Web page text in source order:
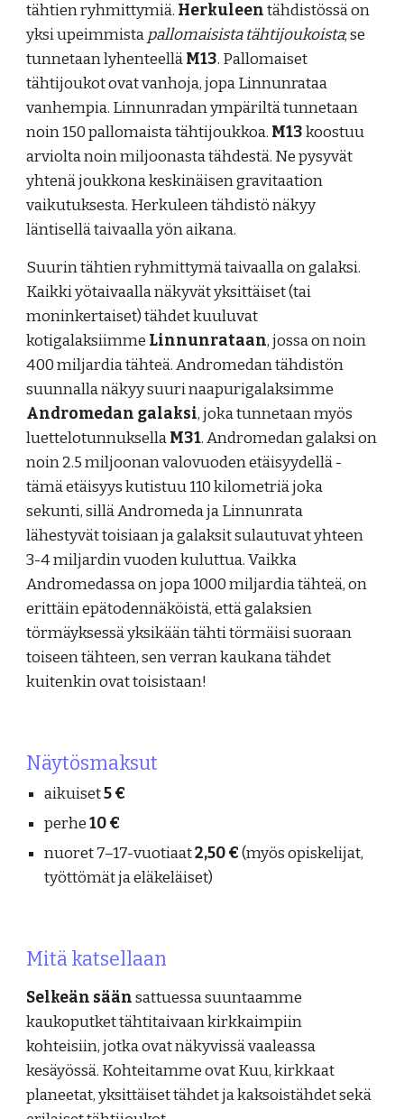
tähtien ryhmittymiä. Herkuleentähdistössä on
yksi upeimmista pallomaisista tähtijoukoista;se
tunnetaan lyhenteelläM13. Pallomaiset
tähtijoukot ovat vanhoja, jopa Linnunrataa
vanhempia. Linnunradan ympäriltä tunnetaan
noin 150 pallomaista tähtijoukkoa. M13koostuu
arviolta noin miljoonasta tähdestä. Ne pysyvät
yhtenä joukkona keskinäisen gravitaation
vaikutuksesta. Herkuleen tähdistö näkyy
läntisellä taivaalla yön aikana.
Suurin tähtien ryhmittymä taivaalla on galaksi.
Kaikki yötaivaalla näkyvät yksittäiset (tai
moninkertaiset) tähdet kuuluvat
kotigalaksiimme Linnunrataan, jossa on noin
400 miljardia tähteä. Andromedan tähdistön
suunnalla näkyy suuri naapurigalaksimme
Andromedan galaksi, joka tunnetaan myös
luettelotunnuksellaM31. Andromedan galaksi on
noin 2.5 miljoonan valovuoden etäisyydellä -
tämä etäisyys kutistuu 110 kilometriä joka
sekunti, sillä Andromeda ja Linnunrata
lähestyvät toisiaan ja galaksit sulautuvat yhteen
3-4 miljardin vuoden kuluttua. Vaikka
Andromedassa on jopa 1000 miljardia tähteä, on
erittäin epätodennäköistä, että galaksien
törmäyksessä yksikään tähti törmäisi suoraan
toiseen tähteen, sen verran kaukana tähdet
kuitenkin ovat toisistaan!
Näytösmaksut
aikuiset5 €
perhe10 €
nuoret 7–17-vuotiaat2,50 €(myös opiskelijat,
työttömät ja eläkeläiset)
Mitä katsellaan
Selkeän säänsattuessa suuntaamme
kaukoputket tähtitaivaan kirkkaimpiin
kohteisiin, jotka ovat näkyvissä vaaleassa
kesäyössä. Kohteitamme ovat Kuu, kirkkaat
planeetat, yksittäiset tähdet ja kaksoistähdet sekä